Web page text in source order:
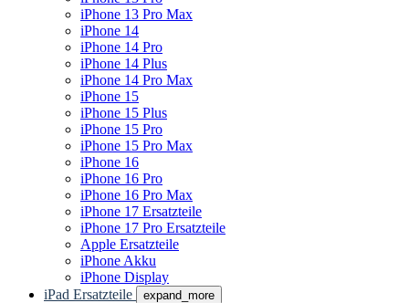
iPhone 13 Pro Max
iPhone 14
iPhone 14 Pro
iPhone 14 Plus
iPhone 14 Pro Max
iPhone 15
iPhone 15 Plus
iPhone 15 Pro
iPhone 15 Pro Max
iPhone 16
iPhone 16 Pro
iPhone 16 Pro Max
iPhone 17 Ersatzteile
iPhone 17 Pro Ersatzteile
Apple Ersatzteile
iPhone Akku
iPhone Display
iPad Ersatzteile
expand_more